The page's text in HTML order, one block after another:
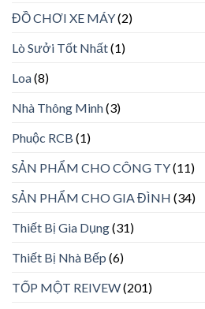
ĐỒ CHƠI XE MÁY(2)
Lò Sưởi Tốt Nhất(1)
Loa(8)
Nhà Thông Minh(3)
Phuộc RCB (1)
SẢN PHẨM CHO CÔNG TY(11)
SẢN PHẨM CHO GIA ĐÌNH (34)
Thiết Bị Gia Dụng(31)
Thiết Bị Nhà Bếp (6)
TỐP MỘT REIVEW(201)